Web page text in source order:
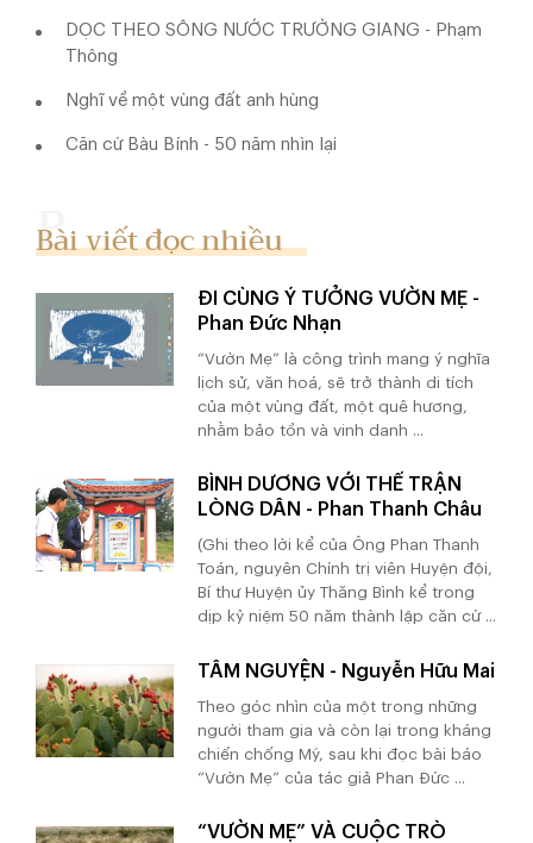
DỌC THEO SÔNG NƯỚC TRƯỜNG GIANG - Phạm
Thông
Nghĩ về một vùng đất anh hùng
Căn cứ Bàu Bính - 50 năm nhìn lại
Bài viết đọc nhiều
ĐI CÙNG Ý TƯỞNG VƯỜN MẸ -
Phan Đức Nhạn
“Vườn Mẹ” là công trình mang ý nghĩa
lịch sử, văn hoá, sẽ trở thành di tích
của một vùng đất, một quê hương,
nhằm bảo tồn và vinh danh ...
BÌNH DƯƠNG VỚI THẾ TRẬN
LÒNG DÂN - Phan Thanh Châu
(Ghi theo lời kể của Ông Phan Thanh
Toán, nguyên Chính trị viên Huyện đội,
Bí thư Huyện ủy Thăng Bình kể trong
dịp kỷ niệm 50 năm thành lập căn cứ ...
TÂM NGUYỆN - Nguyễn Hữu Mai
Theo góc nhìn của một trong những
người tham gia và còn lại trong kháng
chiến chống Mỹ, sau khi đọc bài báo
“Vườn Mẹ” của tác giả Phan Đức ...
“VƯỜN MẸ” VÀ CUỘC TRÒ